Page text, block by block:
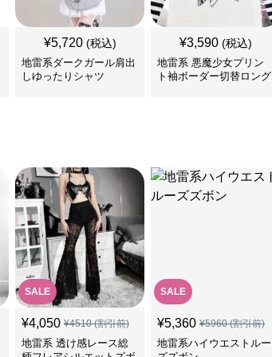
¥5,720 (税込)
地雷系ダークガール肩出
しゆったりシャツ
¥3,590 (税込)
地雷系 悪魔少女プリン
ト袖ボーダー切替ロング
SALE
¥4,050 ¥4510(割引前)
地雷系 透け感レース総
SALE
¥5,360 ¥5960(割引前)
地雷系ハイウエストルー